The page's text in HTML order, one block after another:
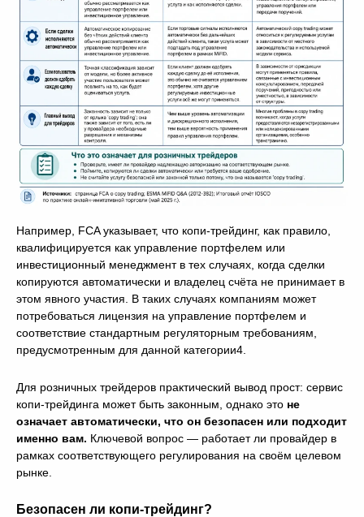
Например, FCA указывает, что копи-трейдинг, как правило,
квалифицируется как управление портфелем или
инвестиционный менеджмент в тех случаях, когда сделки
копируются автоматически и владелец счёта не принимает в
этом явного участия. В таких случаях компаниям может
потребоваться лицензия на управление портфелем и
соответствие стандартным регуляторным требованиям,
предусмотренным для данной категории4.
Для розничных трейдеров практический вывод прост: сервис
копи-трейдинга может быть законным, однако это не
означает автоматически, что он безопасен или подходит
именно вам. Ключевой вопрос — работает ли провайдер в
рамках соответствующего регулирования на своём целевом
рынке.
Безопасен ли копи-трейдинг?